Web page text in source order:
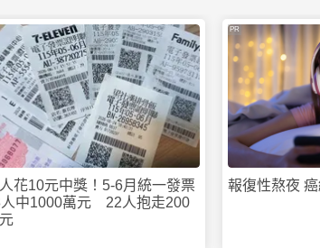
花10元中獎！5-6月統一發票
中1000萬元 22人抱走200
報復性熬夜
PR